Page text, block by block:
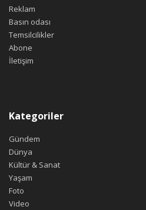
Reklam
Basın odası
Temsilcilikler
Abone
İletişim
Kategoriler
Gündem
Dünya
Kültür & Sanat
Yaşam
Foto
Video